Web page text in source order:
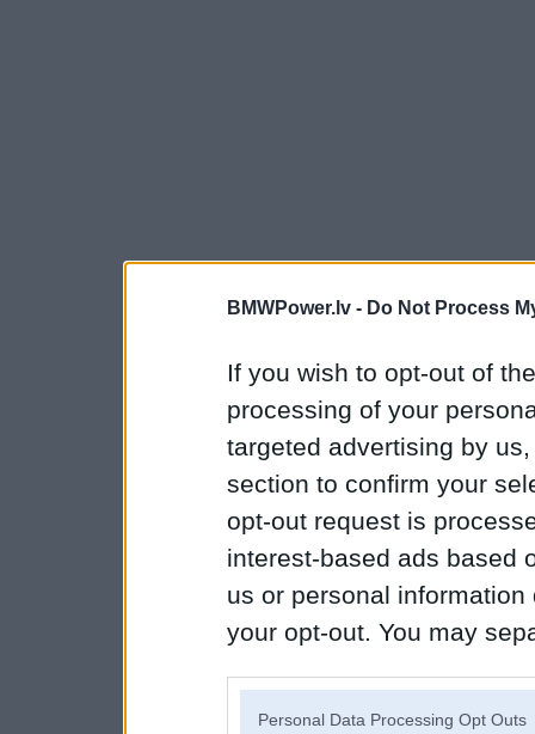
BMWPower.lv - Do Not Process
If you wish to opt-out of
processing of your
targeted advertising by
section to confirm your
opt-out request is
interest-based ads based
us or personal
your opt-out. You may
Personal Data Processing Opt Outs